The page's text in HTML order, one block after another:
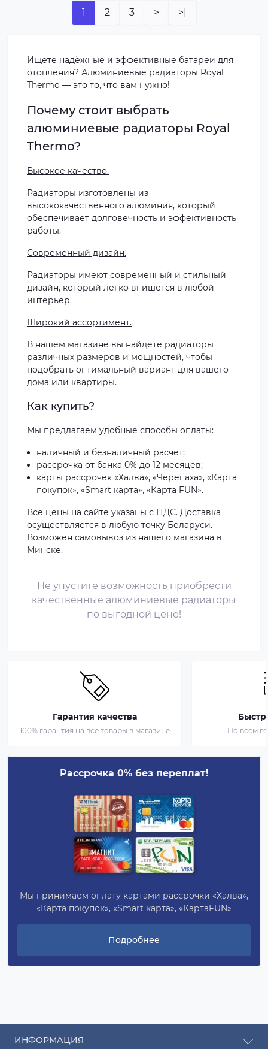
1 2 3 > >|
Ищете надёжные и эффективные батареи для
отопления? Алюминиевые радиаторы Royal
Thermo — это то, что вам нужно!
Почему стоит выбрать
алюминиевые радиаторы Royal
Thermo?
Высокое качество.
Радиаторы изготовлены из
высококачественного алюминия, который
обеспечивает долговечность и эффективность
работы.
Современный дизайн.
Радиаторы имеют современный и стильный
дизайн, который легко впишется в любой
интерьер.
Широкий ассортимент.
В нашем магазине вы найдёте радиаторы
различных размеров и мощностей, чтобы
подобрать оптимальный вариант для вашего
дома или квартиры.
Как купить?
Мы предлагаем удобные способы оплаты:
наличный и безналичный расчёт;
рассрочка от банка 0% до 12 месяцев;
карты рассрочек «Халва», «Черепаха», «Карта
покупок», «Smart карта», «Карта FUN».
Все цены на сайте указаны с НДС. Доставка
осуществляется в любую точку Беларуси.
Возможен самовывоз из нашего магазина в
Минске.
Не упустите возможность приобрести
качественные алюминиевые радиаторы
по выгодной цене!
Гарантия качества
100% гарантия на все товары в магазине По всем
Рассрочка 0% без переплат!
Мы принимаем оплату картами рассрочки «Халва»,
«Карта покупок», «Smart карта», «КартаFUN»
Подробнее
ИНФОРМАЦИЯ